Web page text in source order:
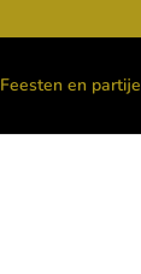
Feesten en